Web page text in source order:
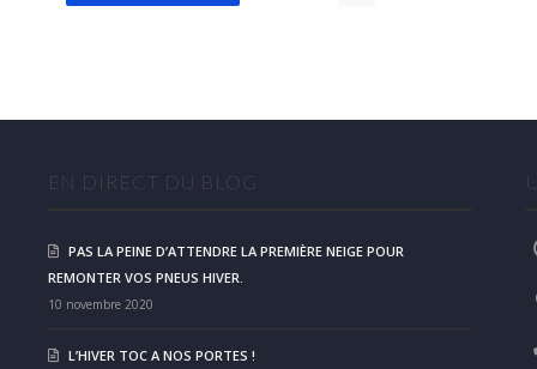
EN DIRECT DU BLOG
PAS LA PEINE D’ATTENDRE LA PREMIÈRE NEIGE POUR
REMONTER VOS PNEUS HIVER.
10 novembre 2020
L’HIVER TOC A NOS PORTES !